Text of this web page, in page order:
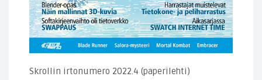
Skrollin irtonumero 2022.4 (paperilehti)